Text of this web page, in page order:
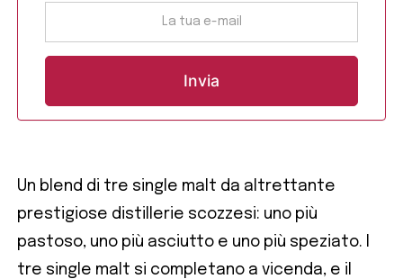
Un blend di tre single malt da altrettante
prestigiose distillerie scozzesi: uno più
pastoso, uno più asciutto e uno più speziato. I
tre single malt si completano a vicenda, e il